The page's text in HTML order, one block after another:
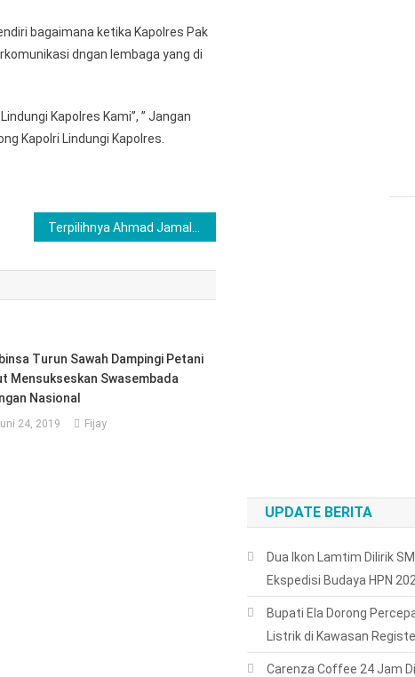
bagaimana ketika Kapolres Pak
dngan lembaga yang di
Kapolres Kami”, ” Jangan
Kapolri Lindungi Kapolres.
Turun Sawah Dampingi Petani
Mensukseskan Swasembada
Nasional
24, 2019 Fijay
UPDATE BERITA
Dua Ikon Lamtim Dilirik
Ekspedisi Budaya HPN
Bupati Ela Dorong
Listrik di Kawasan
Carenza Coffee 24 Jam